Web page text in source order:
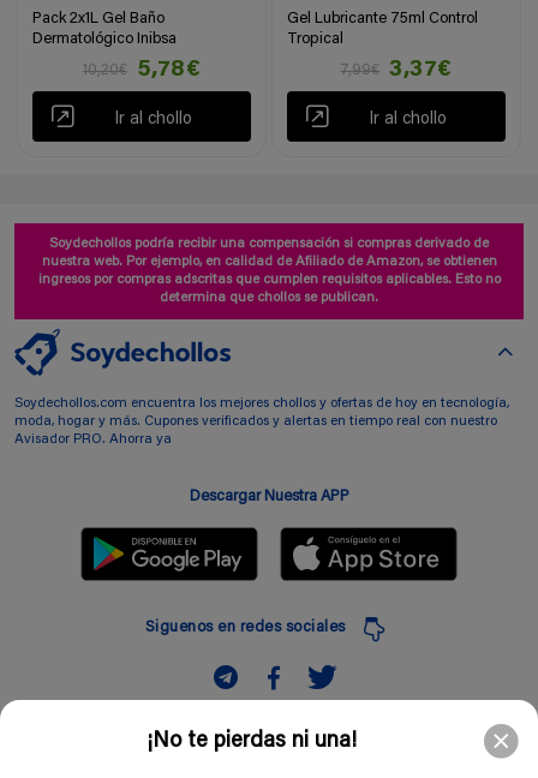
¡No te pierdas ni una!
Pack 2x1L Gel Baño
Dermatológico Inibsa
10,20€
5,78€
Ir al chollo
Gel Lubricante 75ml Control
Tropical
7,99€
3,37€
Ir al chollo
Soydechollos podría recibir una compensación si compras derivado de
nuestra web. Por ejemplo, en calidad de Afiliado de Amazon, se obtienen
ingresos por compras adscritas que cumplen requisitos aplicables. Esto no
determina que chollos se publican.
Soydechollos.com encuentra los mejores chollos y ofertas de hoy en tecnología,
moda, hogar y más. Cupones verificados y alertas en tiempo real con nuestro
Avisador PRO. Ahorra ya
Descargar Nuestra APP
Siguenos en redes sociales
Suscribir